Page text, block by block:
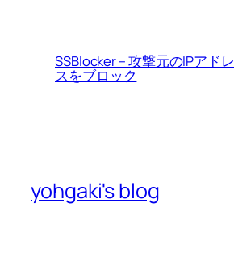
SSBlocker – 攻撃元のIPアドレ
スをブロック
yohgaki's blog